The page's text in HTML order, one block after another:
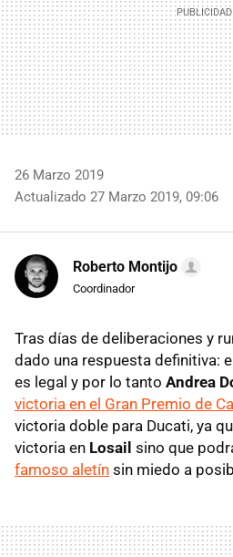
26 Marzo 2019
Actualizado 27 Marzo 2019, 09:06
Roberto Montijo
Coordinador
Tras días de deliberaciones y
dado una respuesta definitiva:
es legal y por lo tanto Andrea
victoria en el Gran Premio de
victoria doble para Ducati, ya
victoria en Losail sino que
famoso aletín sin miedo a